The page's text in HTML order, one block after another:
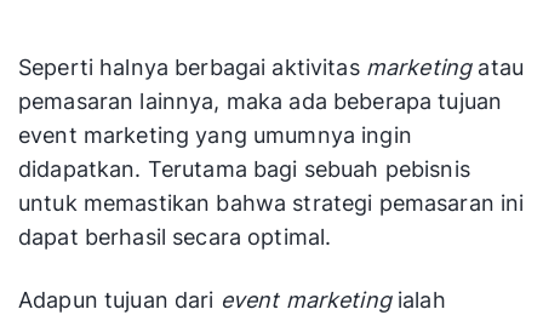
Seperti halnya berbagai aktivitasmarketingatau
pemasaran lainnya, maka ada beberapa tujuan
event marketing yang umumnya ingin
didapatkan. Terutama bagi sebuah pebisnis
untuk memastikan bahwa strategi pemasaran ini
dapat berhasil secara optimal.
Adapun tujuan dari event marketing ialah